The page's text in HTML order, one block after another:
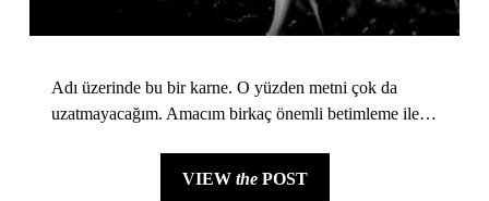
Adı üzerinde bu bir karne. O yüzden metni çok da
uzatmayacağım. Amacım birkaç önemli betimleme ile…
VIEW thePOST